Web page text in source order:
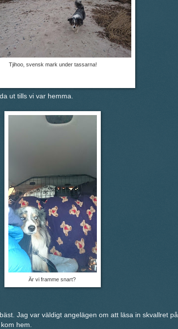
Tjihoo, svensk mark under tassarna!
ut tills vi var hemma.
Är vi framme snart?
Jag var väldigt angelägen om att läsa in skvallret på
hem.